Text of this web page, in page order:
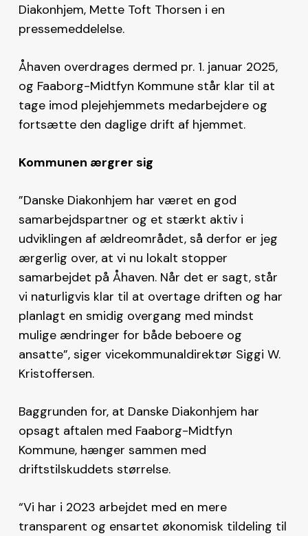
Diakonhjem, Mette Toft Thorsen i en
pressemeddelelse.
Åhaven overdrages dermed pr. 1. januar 2025,
og Faaborg-Midtfyn Kommune står klar til at
tage imod plejehjemmets medarbejdere og
fortsætte den daglige drift af hjemmet.
Kommunen ærgrer sig
”Danske Diakonhjem har været en god
samarbejdspartner og et stærkt aktiv i
udviklingen af ældreområdet, så derfor er jeg
ærgerlig over, at vi nu lokalt stopper
samarbejdet på Åhaven. Når det er sagt, står
vi naturligvis klar til at overtage driften og har
planlagt en smidig overgang med mindst
mulige ændringer for både beboere og
ansatte”, siger vicekommunaldirektør Siggi W.
Kristoffersen.
Baggrunden for, at Danske Diakonhjem har
opsagt aftalen med Faaborg-Midtfyn
Kommune, hænger sammen med
driftstilskuddets størrelse.
“Vi har i 2023 arbejdet med en mere
transparent og ensartet økonomisk tildeling til